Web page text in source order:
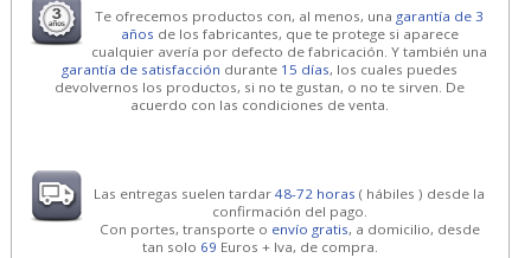
Te ofrecemos productos con, al menos, una garantía de 3
años de los fabricantes, que te protege si aparece
cualquier avería por defecto de fabricación. Y también una
garantía de satisfacción durante 15 días, los cuales puedes
devolvernos los productos, si no te gustan, o no te sirven. De
acuerdo con las condiciones de venta.
Las entregas suelen tardar48-72 horas ( hábiles ) desde la
confirmación del pago.
Con portes, transporte o envío gratis, a domicilio, desde
tan solo 69 Euros + Iva, de compra.